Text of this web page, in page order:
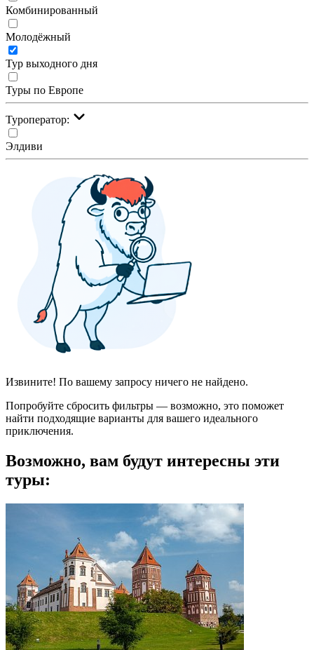
Комбинированный
Молодёжный
Тур выходного дня
Туры по Европе
Туроператор:
Элдиви
Извините! По вашему запросу ничего не найдено.
Попробуйте сбросить фильтры — возможно, это поможет
найти подходящие варианты для вашего идеального
приключения.
Возможно, вам будут интересны эти
туры: